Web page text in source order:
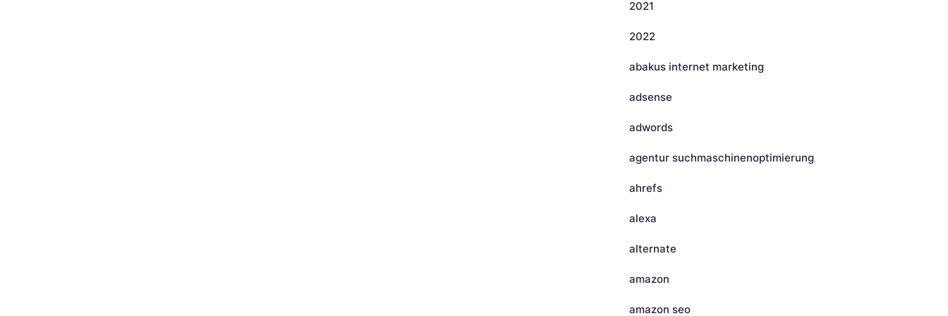
2021
2022
abakus internet marketing
adsense
adwords
agentur suchmaschinenoptimierung
ahrefs
alexa
alternate
amazon
amazon seo